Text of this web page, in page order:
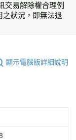
交易解除權合理例
狀況，即無法退
顯示電腦版詳細說明